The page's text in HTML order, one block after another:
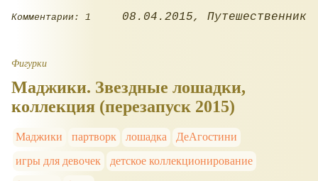
Комментарии: 1 08.04.2015 Путешественник
Фигурки
Маджики. Звездные лошадки,
коллекция (перезапуск 2015)
Маджики партворк лошадка
ДеАгостини
игры для девочек
детское коллекционирование